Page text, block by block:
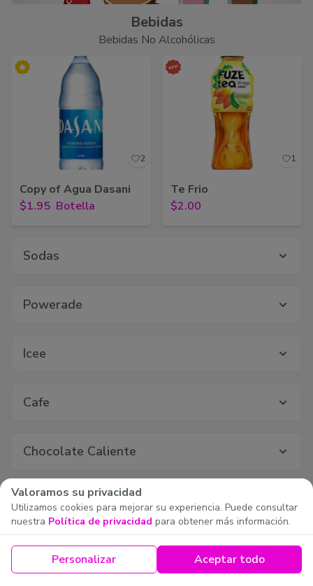
Bebidas
Bebidas No Alcohólicas
Copy of Agua Dasani
$1.95 Botella
2
Te Frio
$2.00
1
Sodas
Powerade
Icee
Cafe
Chocolate Caliente
Valoramos su privacidad
Utilizamos cookies para mejorar su experiencia. Puede consultar
nuestra Política de privacidad para obtener más información.
Personalizar Aceptar todo